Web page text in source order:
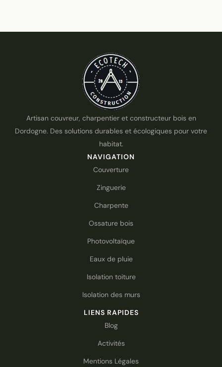
Artisan couvreur, charpentier et constructeur bois en
Dordogne. Des solutions durables et écologiques pour votre
habitat.
NAVIGATION
Couverture
Zinguerie
Charpente
Ossature bois
Photovoltaïque
Eaux de pluie
Isolation toiture
Isolation des murs
LIENS RAPIDES
Blog
Activités
Mentions Légales